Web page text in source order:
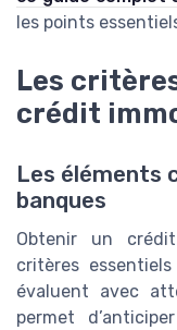
les points
Les
crédit
Les éléments
banques
Obtenir un
critères
évaluent avec
permet